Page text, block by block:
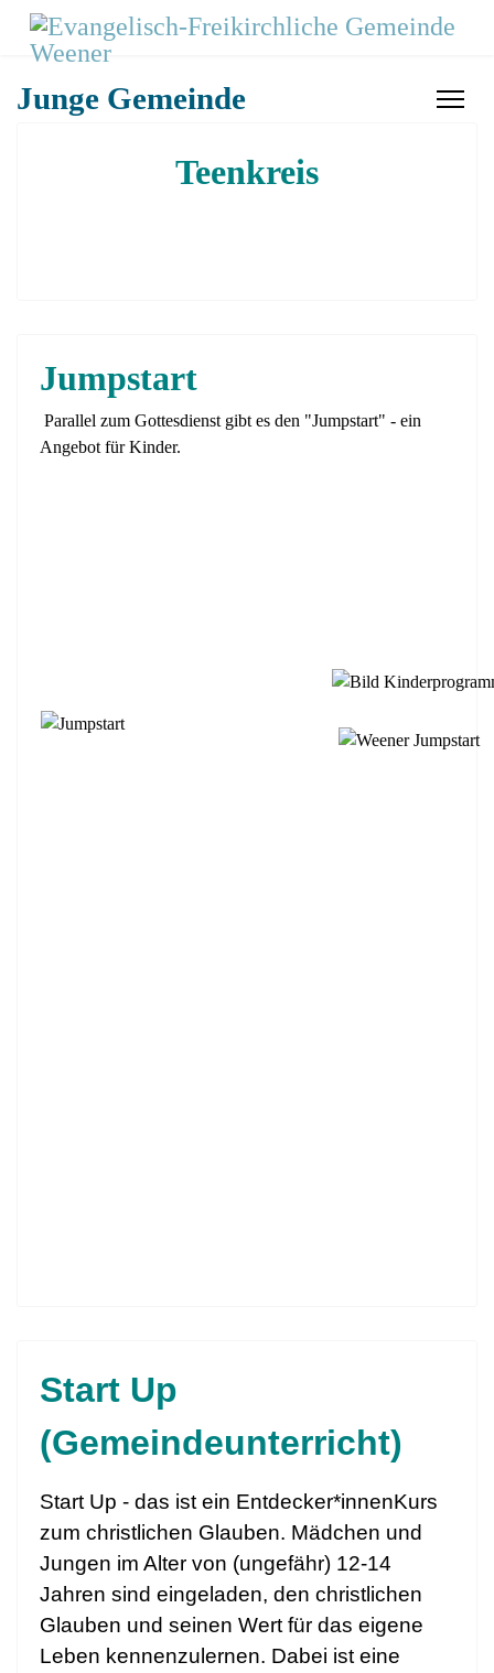
Junge Gemeinde
Teenkreis
Jumpstart
Parallel zum Gottesdienst gibt es den "Jumpstart" - ein
Angebot für Kinder.
Start Up
(Gemeindeunterricht)
Start Up - das ist ein Entdecker*innenKurs
zum christlichen Glauben. Mädchen und
Jungen im Alter von (ungefähr) 12-14
Jahren sind eingeladen, den christlichen
Glauben und seinen Wert für das eigene
Leben kennenzulernen. Dabei ist eine